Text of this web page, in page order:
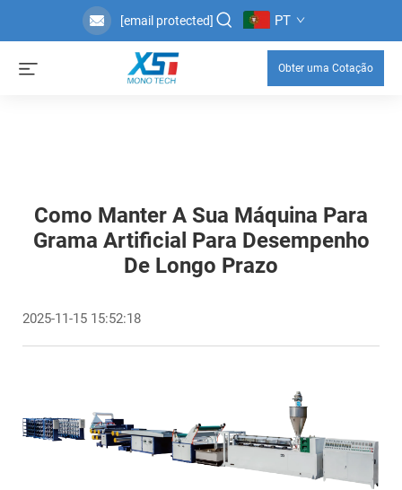
[email protected] PT
Obter uma Cotação
Como Manter A Sua Máquina Para
Grama Artificial Para Desempenho
De Longo Prazo
2025-11-15 15:52:18